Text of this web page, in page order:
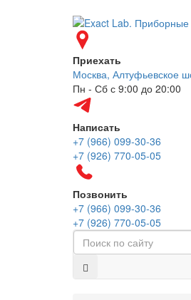
Приехать
Москва, Алтуфьевское
Пн - Сб с 9:00 до 20:00
Написать
+7 (966) 099-30-36
+7 (926) 770-05-05
Позвонить
+7 (966) 099-30-36
+7 (926) 770-05-05